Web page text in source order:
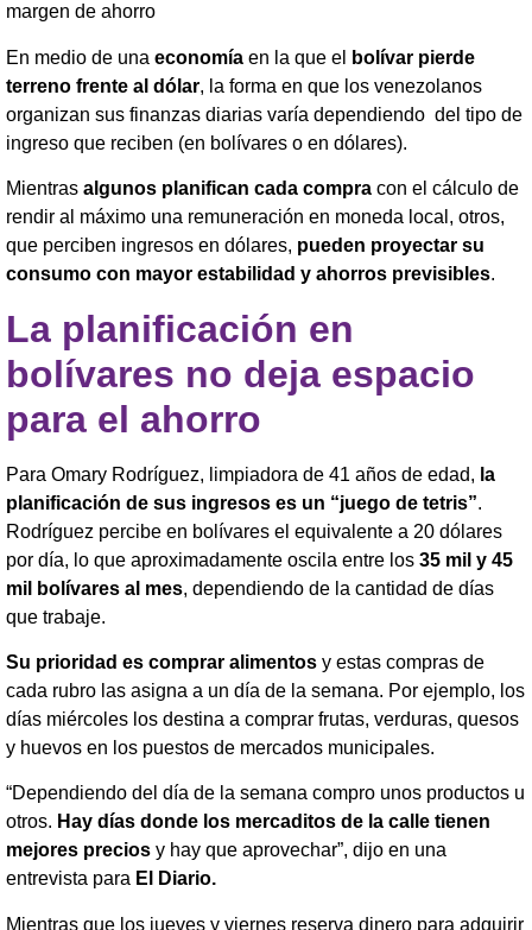
margen de ahorro
En medio de una economía en la que el
bolívar pierde
terreno frente al dólar, la forma en que los venezolanos
organizan sus finanzas diarias varía dependiendo del tipo de
ingreso que reciben (en bolívares o en dólares).
Mientras algunos planifican cada compra con el cálculo de
rendir al máximo una remuneración en moneda local, otros,
que perciben ingresos en dólares, pueden proyectar su
consumo con mayor estabilidad y ahorros previsibles.
La planificación en
bolívares no deja espacio
para el ahorro
Para Omary Rodríguez, limpiadora de 41 años de edad, la
planificación de sus ingresos es un “juego de tetris”.
Rodríguez percibe en bolívares el equivalente a 20 dólares
por día, lo que aproximadamente oscila entre los 35 mil y 45
mil bolívares al mes, dependiendo de la cantidad de días
que trabaje.
Su prioridad es comprar alimentos y estas compras de
cada rubro las asigna a un día de la semana. Por ejemplo, los
días miércoles los destina a comprar frutas, verduras, quesos
y huevos en los puestos de mercados municipales.
“Dependiendo del día de la semana compro unos productos u
otros. Hay días donde los mercaditos de la calle tienen
mejores precios y hay que aprovechar”, dijo en una
entrevista para El Diario.
Mientras que los jueves y viernes reserva dinero para adquirir